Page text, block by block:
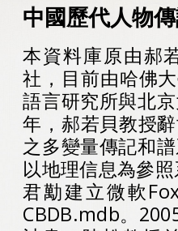
中國歷代人物
本資料庫原由郝
社，目前由哈佛
語言研究所與北
年，郝若貝教授
之多變量傳記和
以地理信息為參
君勱建立微軟
CBDB.mdb。